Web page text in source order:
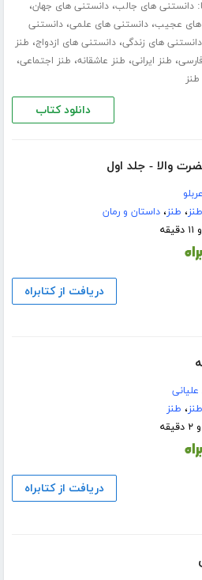
دانستنی های جالب،دانستنی های جهان،
های عجیب،دانستنی های علمی،دانستنی
دانستنی های زندگی،دانستنی های ازدواج، طنز
، طنز ایرانی، طنز عاشقانه، طنز اجتماعی،
دانلود کتاب
والا - جلد اول
طنز، طنز،داستان و رمان
دریافت از کتابراه
طنز، طنز
دریافت از کتابراه